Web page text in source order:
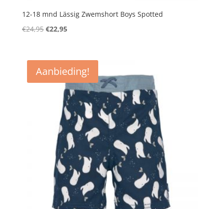
12-18 mnd Lässig Zwemshort Boys Spotted
€24,95 Oorspronkelijke
€24,95.
€22,95Huidige
€22,95.
Aanbieding!